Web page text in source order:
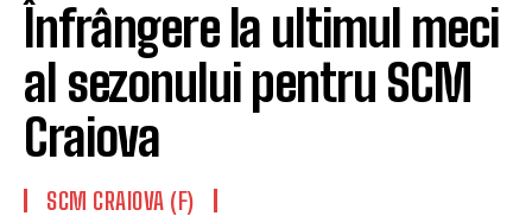
Înfrângere la ultimul meci
al sezonului pentru SCM
Craiova
SCM CRAIOVA (F)